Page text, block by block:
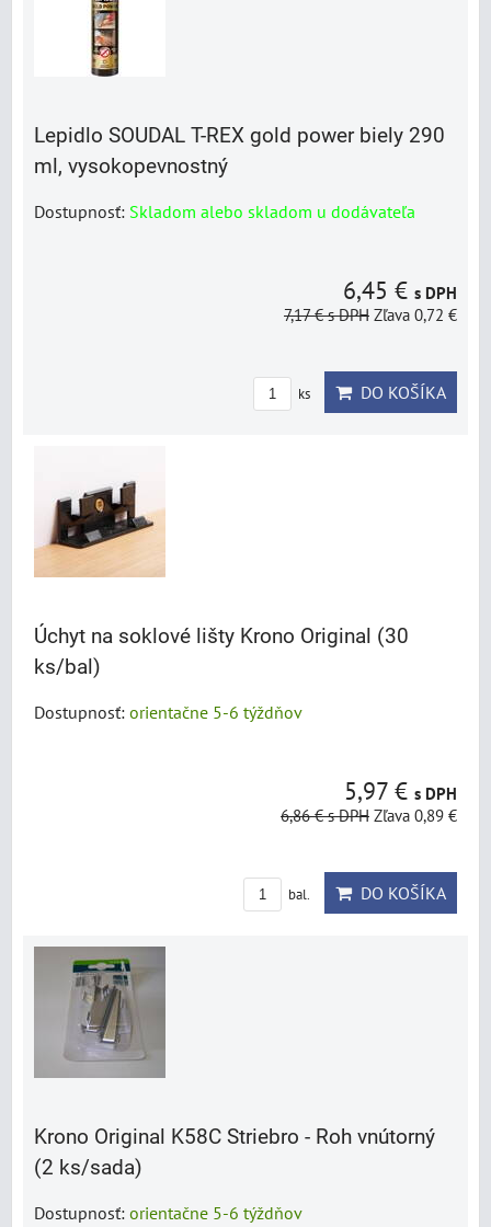
Lepidlo SOUDAL T-REX gold power biely 290
ml, vysokopevnostný
Dostupnosť: Skladom alebo skladom u dodávateľa
6,45 € s DPH
7,17 €s DPH Zľava 0,72 €
ks DO KOŠÍKA
Úchyt na soklové lišty Krono Original (30
ks/bal)
Dostupnosť: orientačne 5-6 týždňov
5,97 € s DPH
6,86 €s DPH Zľava 0,89 €
bal. DO KOŠÍKA
Krono Original K58C Striebro - Roh vnútorný
(2 ks/sada)
Dostupnosť: orientačne 5-6 týždňov